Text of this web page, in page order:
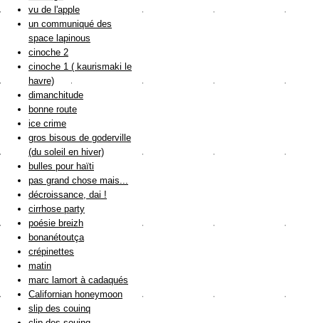
vu de l'apple
un communiqué des
space lapinous
cinoche 2
cinoche 1 ( kaurismaki le
havre)
dimanchitude
bonne route
ice crime
gros bisous de goderville
(du soleil en hiver)
bulles pour haïti
pas grand chose mais...
décroissance, dai !
cirrhose party
poésie breizh
bonanétoutça
crépinettes
matin
marc lamort à cadaqués
Californian honeymoon
slip des couinq